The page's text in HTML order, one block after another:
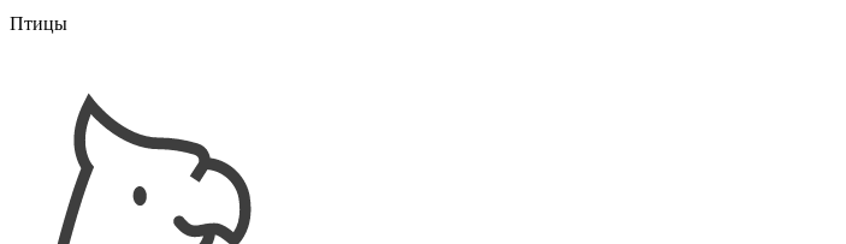
Птицы